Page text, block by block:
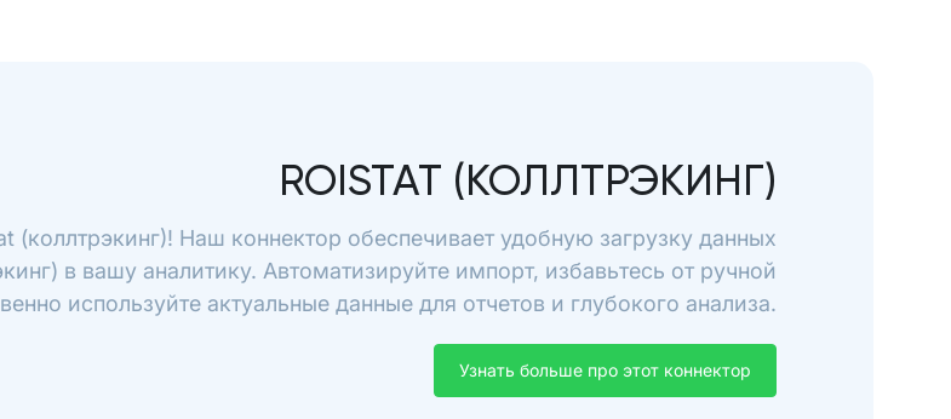
ROISTAT (КОЛЛТРЭКИНГ)
(коллтрэкинг)! Наш коннектор обеспечивает удобную загрузку данных
в вашу аналитику. Автоматизируйте импорт, избавьтесь от ручной
используйте актуальные данные для отчетов и глубокого анализа.
Узнать больше про этот коннектор